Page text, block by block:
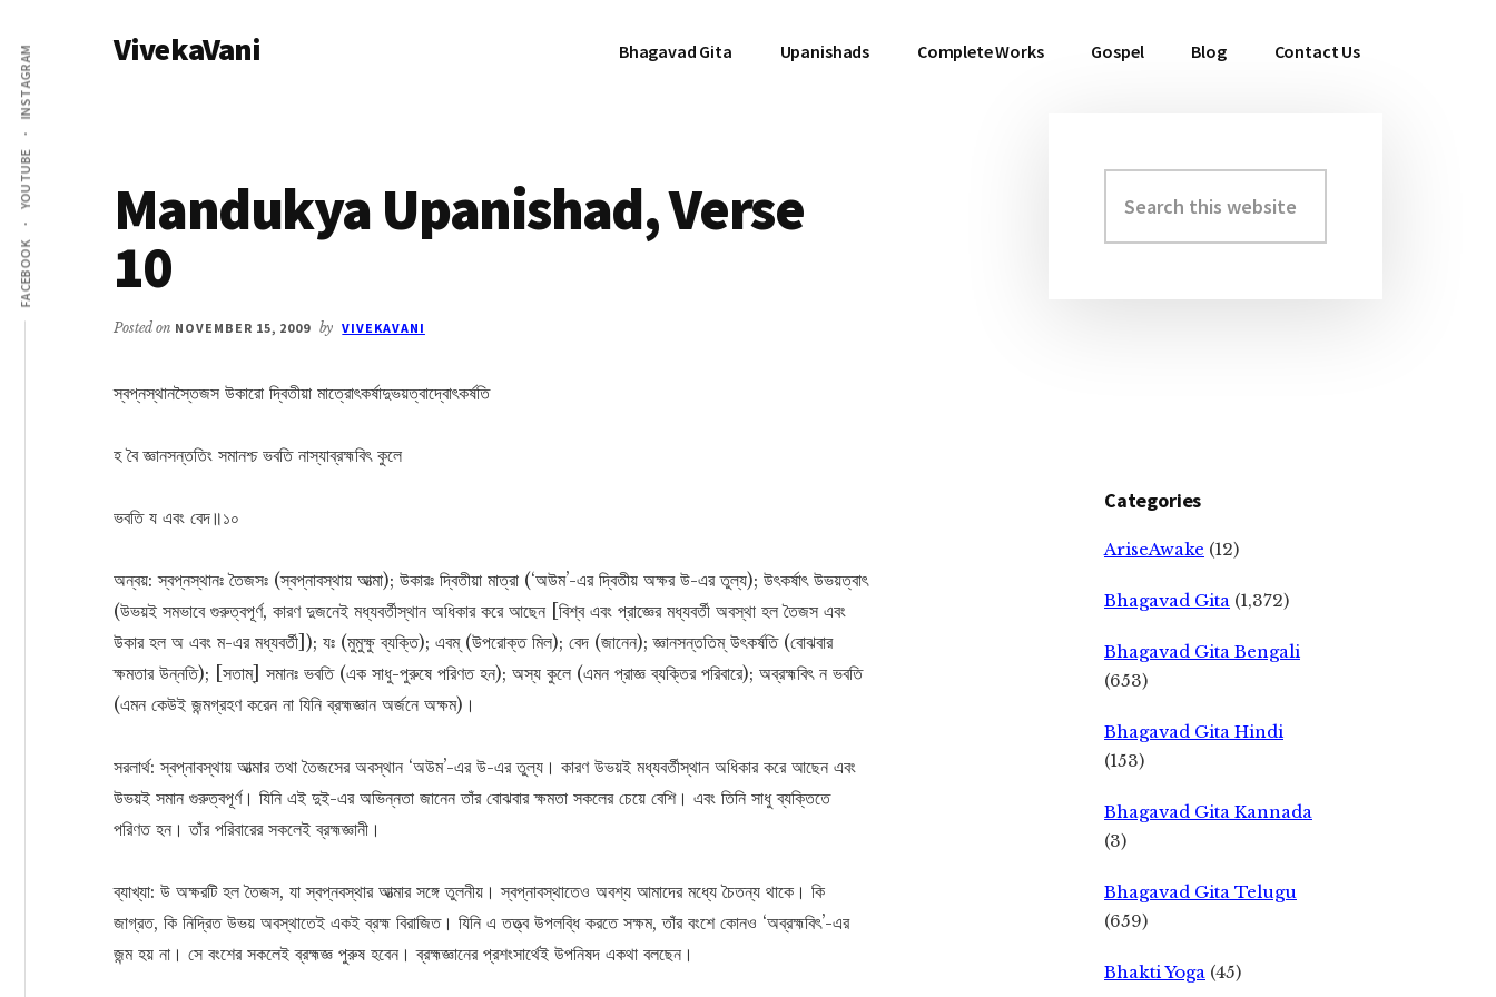
main
content
primary
sidebar
Additional
menu
FACEBOOK
YOUTUBE
INSTAGRAM VivekaVani Bhagavad Gita Upanishads Complete Works Gospel Blog Contact Us
Mandukya Upanishad, Verse
10
Posted on NOVEMBER 15, 2009 by VIVEKAVANI
স্বপ্নস্থানস্তৈজস উকারো দ্বিতীয়া মাত্রোৎকৰ্ষাদুভয়ত্বাদ্বোৎকৰ্ষতি
হ বৈ জ্ঞানসন্ততিং সমানশ্চ ভবতি নাস্যাব্রহ্মবিৎ কুলে
ভবতি য এবং বেদ॥১০
অন্বয়: স্বপ্নস্থানঃ তৈজসঃ (স্বপ্নাবস্থায় আত্মা); উকারঃ দ্বিতীয়া মাত্রা (‘অউম’-এর দ্বিতীয় অক্ষর উ-এর তুল্য); উৎকৰ্ষাৎ উভয়ত্বাৎ
(উভয়ই সমভাবে গুরুত্বপূর্ণ, কারণ দুজনেই মধ্যবর্তীস্থান অধিকার করে আছেন [বিশ্ব এবং প্রাজ্ঞের মধ্যবর্তী অবস্থা হল তৈজস এবং
উকার হল অ এবং ম-এর মধ্যবর্তী]); যঃ (মুমুক্ষু ব্যক্তি); এবম্‌ (উপরোক্ত মিল); বেদ (জানেন); জ্ঞানসন্ততিম্‌ উৎকৰ্ষতি (বোঝবার
ক্ষমতার উন্নতি); [সতাম্‌] সমানঃ ভবতি (এক সাধু-পুরুষে পরিণত হন); অস্য কুলে (এমন প্রাজ্ঞ ব্যক্তির পরিবারে); অব্রহ্মবিৎ ন ভবতি
(এমন কেউই জন্মগ্রহণ করেন না যিনি ব্রহ্মজ্ঞান অর্জনে অক্ষম)।
সরলার্থ: স্বপ্নাবস্থায় আত্মার তথা তৈজসের অবস্থান ‘অউম’-এর উ-এর তুল্য। কারণ উভয়ই মধ্যবর্তীস্থান অধিকার করে আছেন এবং
উভয়ই সমান গুরুত্বপূর্ণ। যিনি এই দুই-এর অভিন্নতা জানেন তাঁর বোঝবার ক্ষমতা সকলের চেয়ে বেশি। এবং তিনি সাধু ব্যক্তিতে
পরিণত হন। তাঁর পরিবারের সকলেই ব্রহ্মজ্ঞানী।
ব্যাখ্যা: উ অক্ষরটি হল তৈজস, যা স্বপ্নবস্থার আত্মার সঙ্গে তুলনীয়। স্বপ্নাবস্থাতেও অবশ্য আমাদের মধ্যে চৈতন্য থাকে। কি
জাগ্রত, কি নিদ্রিত উভয় অবস্থাতেই একই ব্রহ্ম বিরাজিত। যিনি এ তত্ত্ব উপলব্ধি করতে সক্ষম, তাঁর বংশে কোনও ‘অব্রহ্মবিৎ’-এর
জন্ম হয় না। সে বংশের সকলেই ব্রহ্মজ্ঞ পুরুষ হবেন। ব্রহ্মজ্ঞানের প্রশংসার্থেই উপনিষদ একথা বলছেন।
Primary
Sidebar
this
website
Categories
AriseAwake (12)
Bhagavad Gita (1,372)
Bhagavad Gita Bengali
(653)
Bhagavad Gita Hindi
(153)
Bhagavad Gita Kannada
(3)
Bhagavad Gita Telugu
(659)
Bhakti Yoga (45)